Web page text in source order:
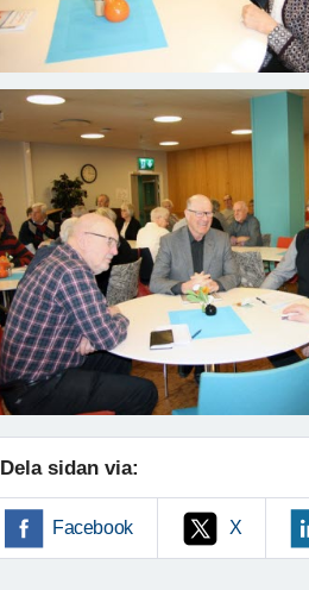
Dela sidan via:
Facebook X